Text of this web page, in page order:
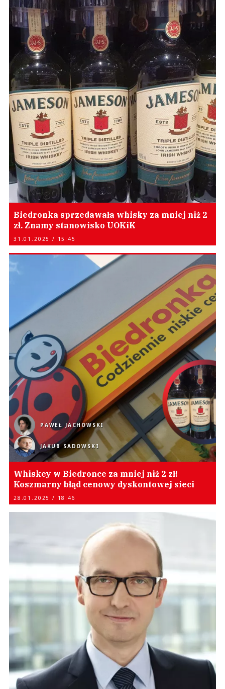
Biedronka sprzedawała whisky za mniej niż 2
zł. Znamy stanowisko UOKiK
31.01.2025 / 15:45
PAWEŁ JACHOWSKI
JAKUB SADOWSKI
Whiskey w Biedronce za mniej niż 2 zł!
Koszmarny błąd cenowy dyskontowej sieci
28.01.2025 / 18:46